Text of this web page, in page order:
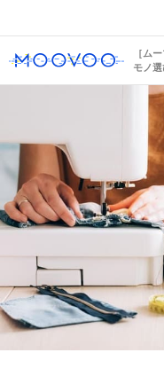
［ム
モノ選